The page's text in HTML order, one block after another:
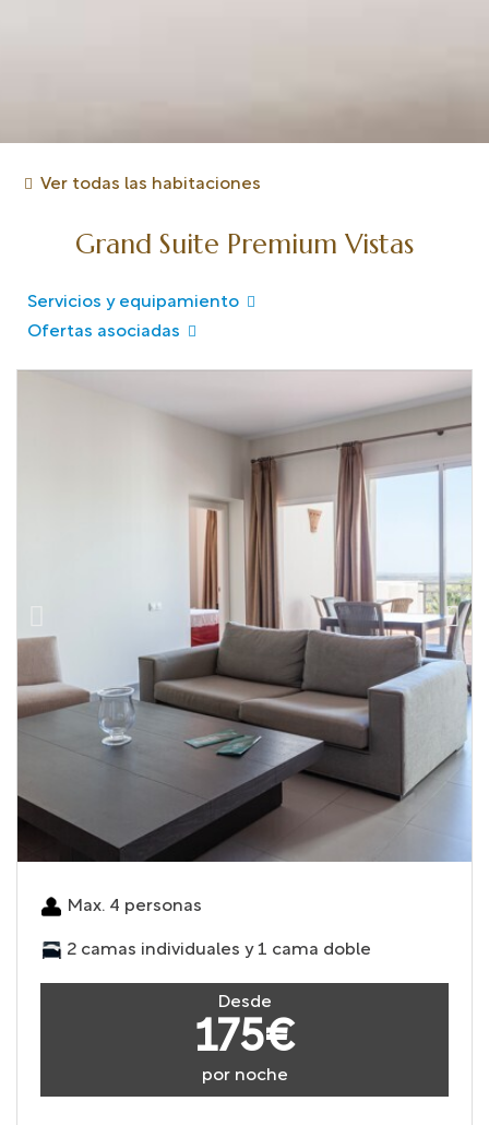
Ver todas las habitaciones
Grand Suite Premium Vistas
Servicios y equipamiento
Ofertas asociadas
Max. 4 personas
2 camas individuales y 1 cama doble
Desde
175€
por noche